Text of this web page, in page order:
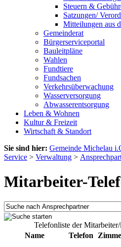
Steuern &
Satzungen/
Mitteilungen aus
Gemeinderat
Bürgerserviceportal
Bauleitpläne
Wahlen
Fundtiere
Fundsachen
Verkehrsüberwachung
Wasserversorgung
Abwasserentsorgung
Leben & Wohnen
Kultur & Freizeit
Wirtschaft & Standort
Sie sind hier: Gemeinde Michelau
Service > Verwaltung >
Mitarbeiter-
Telefonliste der
Name
Telefon